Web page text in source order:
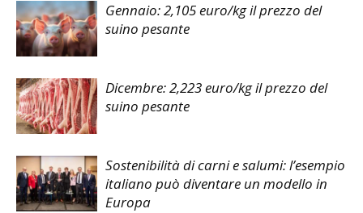
Gennaio: 2,105 euro/kg il prezzo del
suino pesante
Dicembre: 2,223 euro/kg il prezzo del
suino pesante
Sostenibilità di carni e salumi: l’esempio
italiano può diventare un modello in
Europa